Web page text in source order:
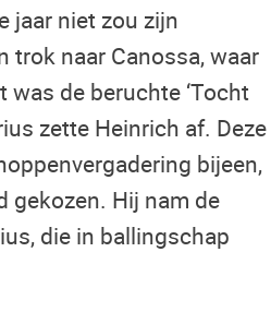
jaar niet zou zijn
trok naar Canossa, waar
de beruchte ‘Tocht
zette Heinrich af. Deze
bijeen,
gekozen. Hij nam de
die in ballingschap